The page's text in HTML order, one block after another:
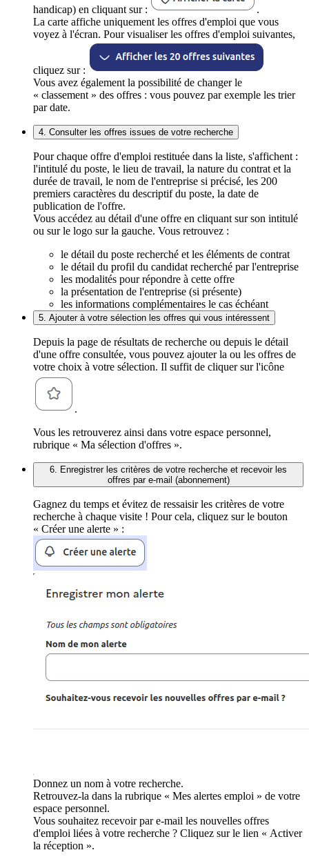
handicap) en cliquant sur :
.
La carte affiche uniquement les offres d'emploi que vous
voyez à l'écran. Pour visualiser les offres d'emploi suivantes,
cliquez sur :
Vous avez également la possibilité de changer le
« classement » des offres : vous pouvez par exemple les trier
par date.
4. Consulter les offres issues de votre recherche
Pour chaque offre d'emploi restituée dans la liste, s'affichent :
l'intitulé du poste, le lieu de travail, la nature du contrat et la
durée de travail, le nom de l'entreprise si précisé, les 200
premiers caractères du descriptif du poste, la date de
publication de l'offre.
Vous accédez au détail d'une offre en cliquant sur son intitulé
ou sur le logo sur la gauche. Vous retrouvez :
le détail du poste recherché et les éléments de contrat
le détail du profil du candidat recherché par l'entreprise
les modalités pour répondre à cette offre
la présentation de l'entreprise (si présente)
les informations complémentaires le cas échéant
5. Ajouter à votre sélection les offres qui vous intéressent
Depuis la page de résultats de recherche ou depuis le détail
d'une offre consultée, vous pouvez ajouter la ou les offres de
votre choix à votre sélection. Il suffit de cliquer sur l'icône
.
Vous les retrouverez ainsi dans votre espace personnel,
rubrique « Ma sélection d'offres ».
6. Enregistrer les critères de votre recherche et recevoir les
offres par e-mail (abonnement)
Gagnez du temps et évitez de ressaisir les critères de votre
recherche à chaque visite ! Pour cela, cliquez sur le bouton
« Créer une alerte » :
Donnez un nom à votre recherche.
Retrouvez-la dans la rubrique « Mes alertes emploi » de votre
espace personnel.
Vous souhaitez recevoir par e-mail les nouvelles offres
d'emploi liées à votre recherche ? Cliquez sur le lien « Activer
la réception ».